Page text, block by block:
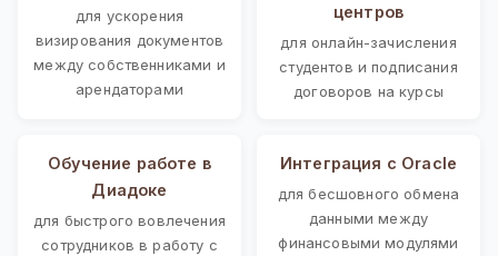
для ускорения
визирования документов
между собственниками и
арендаторами
центров
для онлайн-зачисления
студентов и подписания
договоров на курсы
Обучение работе в
Диадоке
для быстрого вовлечения
сотрудников в работу с
Интеграция с Oracle
для бесшовного обмена
данными между
финансовыми модулями